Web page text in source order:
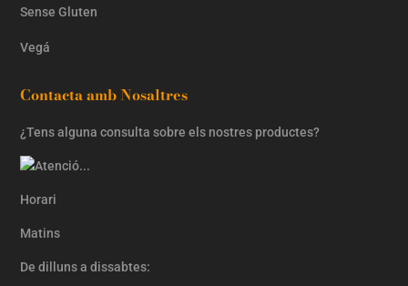
Sense Gluten
Vegá
Contacta amb Nosaltres
¿Tens alguna consulta sobre els nostres productes?
Horari
Matins
De dilluns a dissabtes: